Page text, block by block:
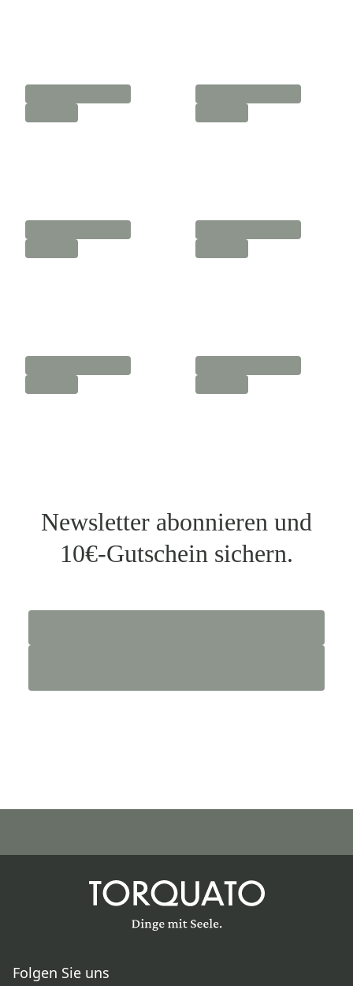
Newsletter abonnieren und
10€-Gutschein sichern.
Folgen Sie uns